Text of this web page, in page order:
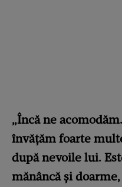
„Încă ne
învățăm foarte
după nevoile lui.
mănâncă și